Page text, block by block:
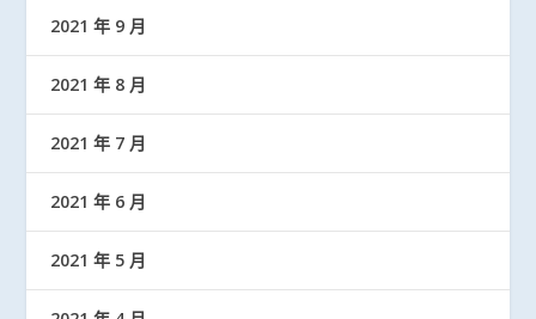
2021 年 9 月
2021 年 8 月
2021 年 7 月
2021 年 6 月
2021 年 5 月